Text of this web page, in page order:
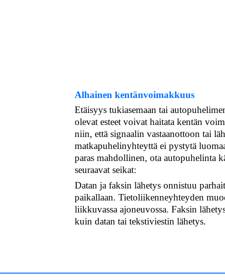
Alhainen kentänvoimakkuus
Etäisyys tukiasemaan tai
olevat esteet voivat haitata kentän
niin, että signaalin vastaanottoon tai
matkapuhelinyhteyttä ei pystytä
paras mahdollinen, ota autopuhelinta
seuraavat seikat:
Datan ja faksin lähetys onnistuu
paikallaan. Tietoliikenneyhteyden
liikkuvassa ajoneuvossa. Faksin
kuin datan tai tekstiviestin lähetys.